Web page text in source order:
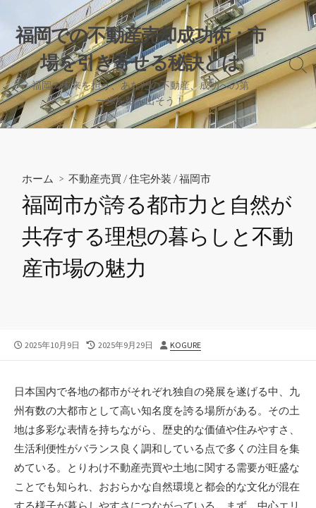
ン
ツ
へ
ス
キ
福岡での不動産売却成功術：市
場を引き寄せる秘訣とは
福岡の未来を担う、あなたの不動産、成功への第
一歩を踏み出そう！
検
索
替
ホーム > 不動産売買 /住宅外装 /福岡市
福岡市が誇る都市力と自然が
共存する理想の暮らしと不動
産市場の魅力
公
2025年10月9日
最
新
日
2025年9月29日
投
KOGURE
日本国内で各地の都市がそれぞれ独自の発展を遂げる中、九
州有数の大都市として高い知名度を誇る場所がある。 その土
地は多彩な表情を持ちながら、歴史的な価値や住みやすさ、
生活利便性がバランス良く調和している点で多くの注目を集
めている。とりわけ不動産売買や土地に関する需要が旺盛な
ことでも知られ、おおらかな自然環境と都会的な文化が混在